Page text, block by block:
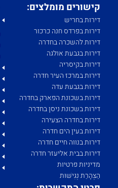
קישורים מומלצים:
דירות בחריש
דירות בפרדס חנה כרכור
דירות להשכרה בחדרה
דירות בגבעת אולגה
דירות בקיסריה
דירות במרכז העיר חדרה
דירות בגבעת עדה
דירות בשכונת הפארק בחדרה
דירות בשכונת ניסן בחדרה
דירות בחדרה הצעירה
דירות בעין הים חדרה
דירות בנווה חיים חדרה
דירות בבית אליעזר חדרה
מדיניות פרטיות
הַצְהָרַת נְגִישׁוּת